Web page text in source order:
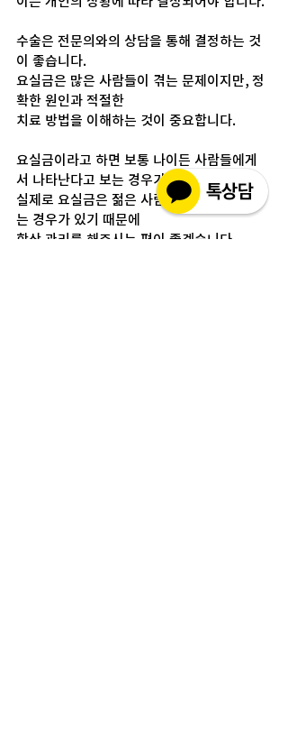
수술은 전문의와의 상담을 통해 결정하는 것
이 좋습니다.
요실금은 많은 사람들이 겪는 문제이지만, 정
확한 원인과 적절한
치료 방법을 이해하는 것이 중요합니다.
요실금이라고 하면 보통 나이든 사람들에게
서 나타난다고 보는 경우가 많지만
실제로 요실금은 젊은 사람에게서도 나타나
는 경우가 있기 때문에
항상 관리를 해주시는 편이 좋겠습니다